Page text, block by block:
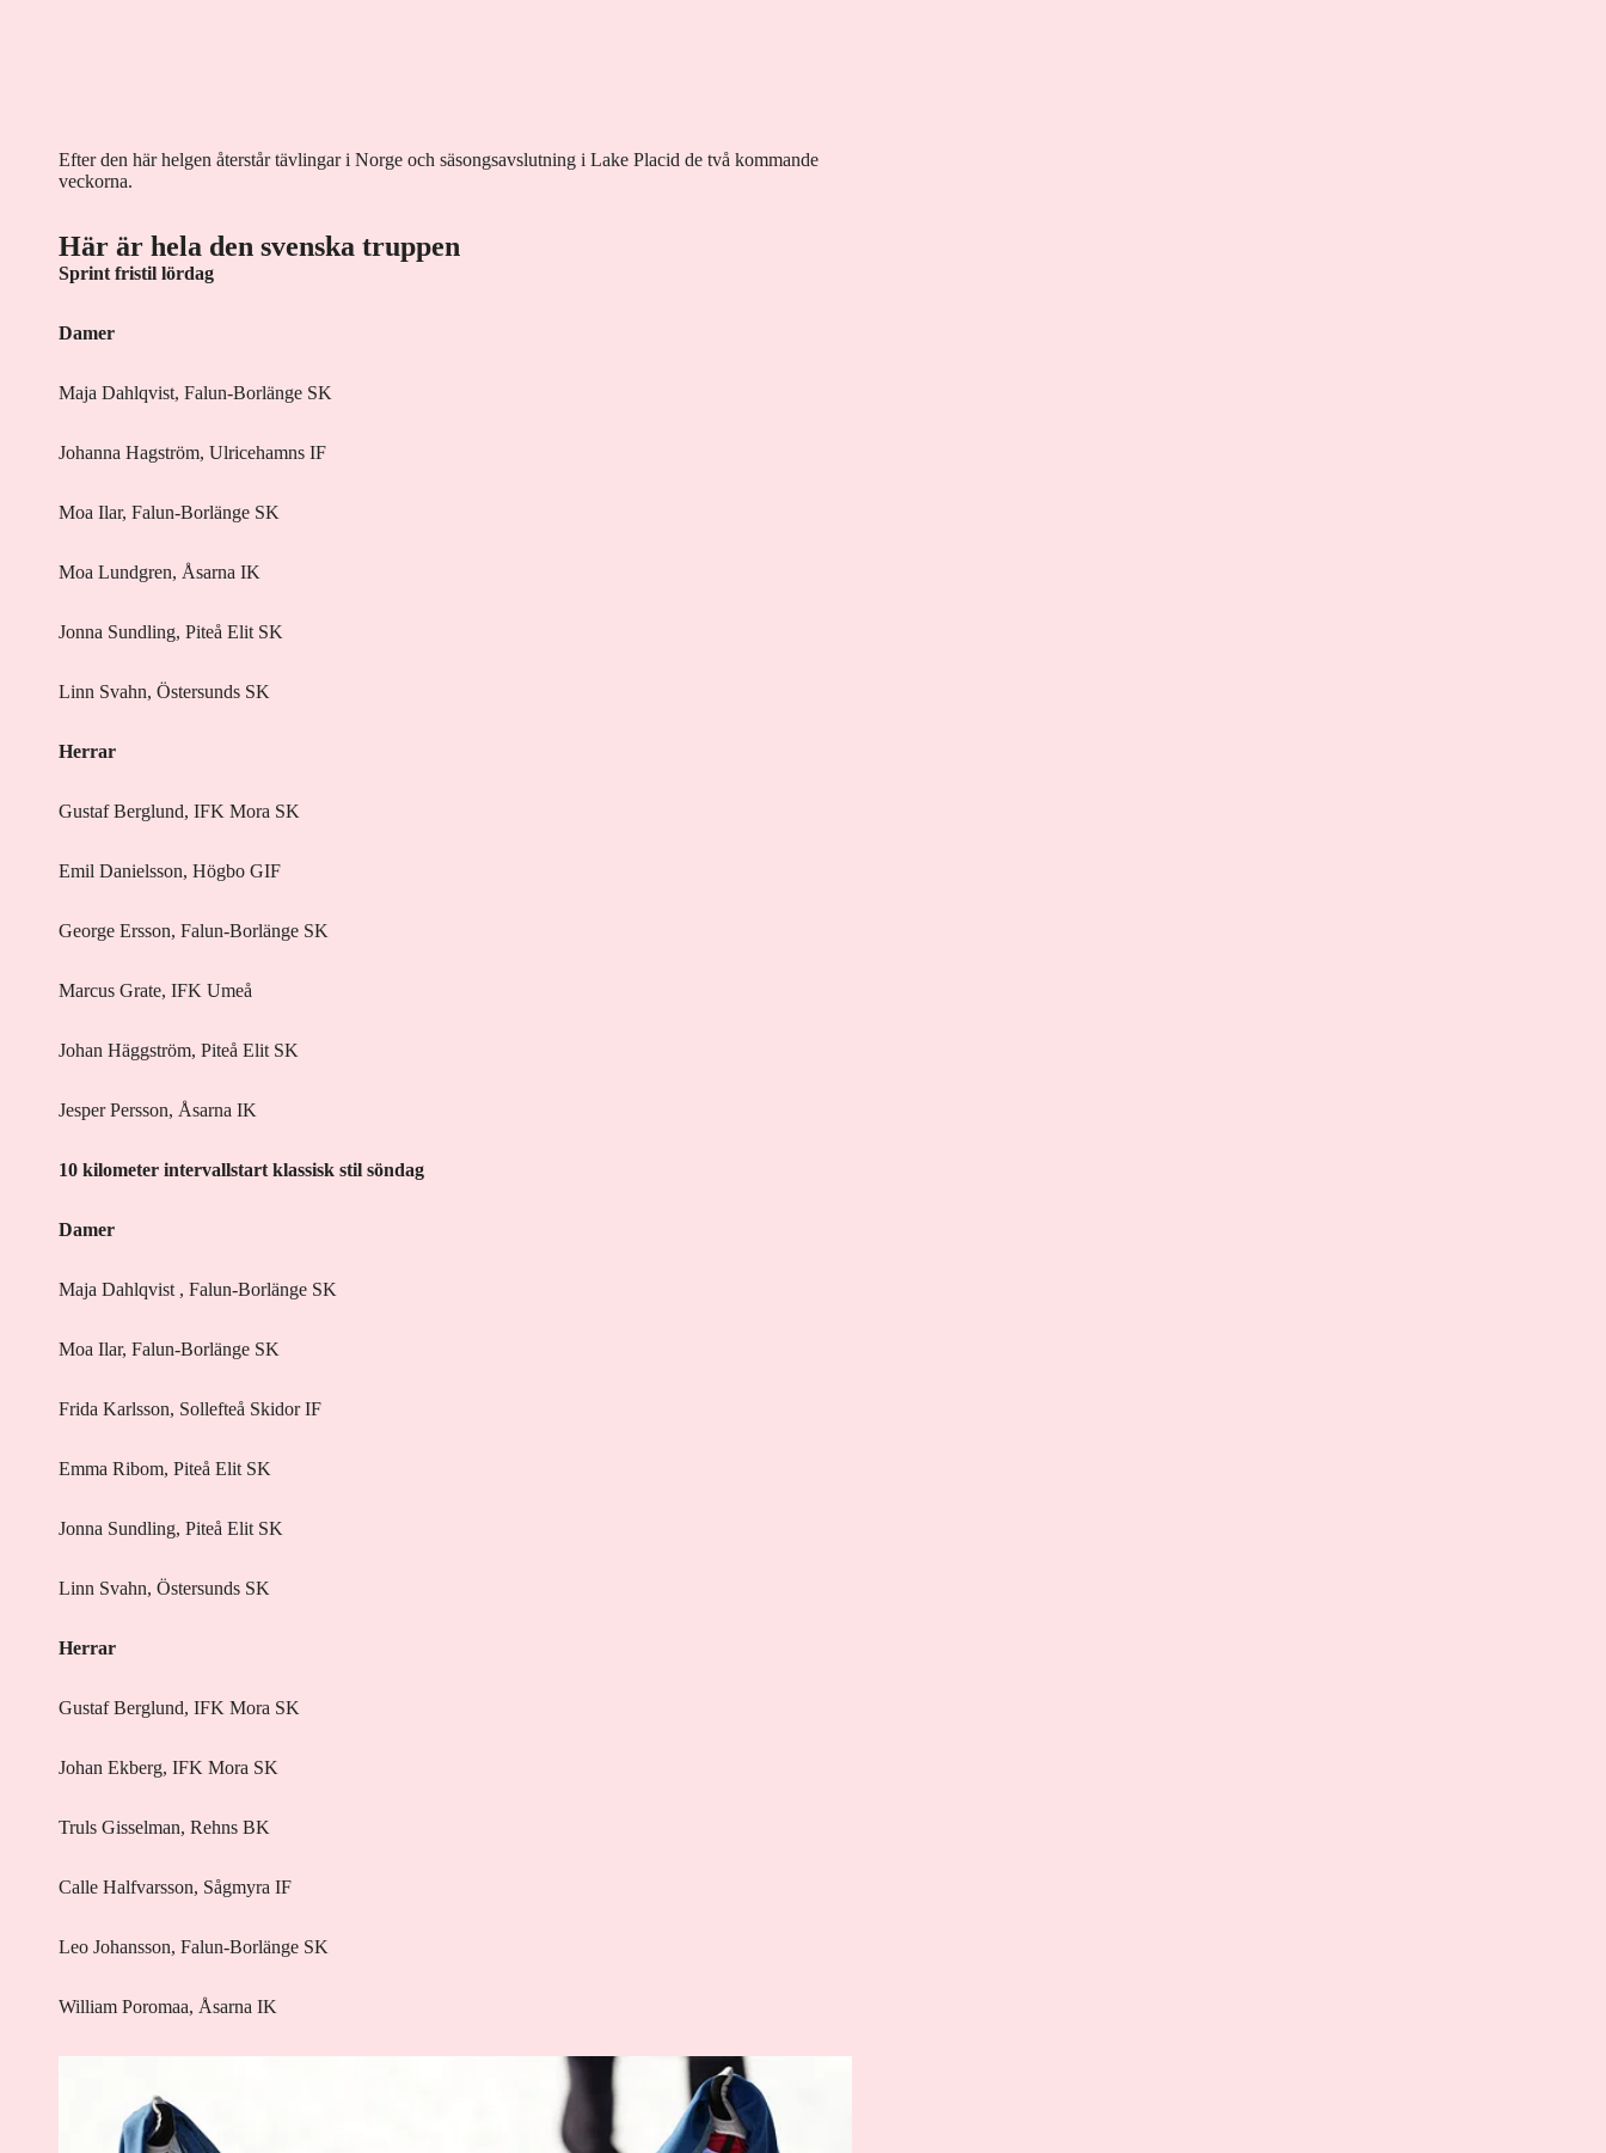
Efter den här helgen återstår tävlingar i Norge och säsongsavslutning i Lake Placid de två kommande
veckorna.
Här är hela den svenska truppen
Sprint fristil lördag
Damer
Maja Dahlqvist, Falun-Borlänge SK
Johanna Hagström, Ulricehamns IF
Moa Ilar, Falun-Borlänge SK
Moa Lundgren, Åsarna IK
Jonna Sundling, Piteå Elit SK
Linn Svahn, Östersunds SK
Herrar
Gustaf Berglund, IFK Mora SK
Emil Danielsson, Högbo GIF
George Ersson, Falun-Borlänge SK
Marcus Grate, IFK Umeå
Johan Häggström, Piteå Elit SK
Jesper Persson, Åsarna IK
10 kilometer intervallstart klassisk stil söndag
Damer
Maja Dahlqvist , Falun-Borlänge SK
Moa Ilar, Falun-Borlänge SK
Frida Karlsson, Sollefteå Skidor IF
Emma Ribom, Piteå Elit SK
Jonna Sundling, Piteå Elit SK
Linn Svahn, Östersunds SK
Herrar
Gustaf Berglund, IFK Mora SK
Johan Ekberg, IFK Mora SK
Truls Gisselman, Rehns BK
Calle Halfvarsson, Sågmyra IF
Leo Johansson, Falun-Borlänge SK
William Poromaa, Åsarna IK